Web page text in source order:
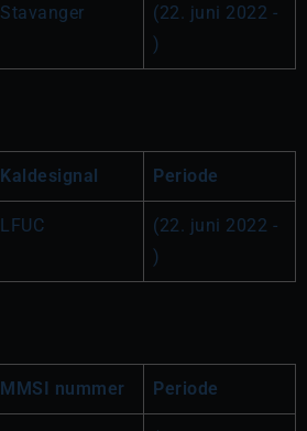
Stavanger
(22. juni 2022 -
)
Kaldesignal Periode
LFUC
(22. juni 2022 -
)
MMSI nummer Periode